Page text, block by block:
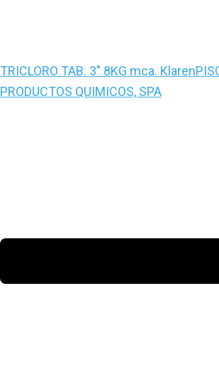
TRICLORO TAB. 3″ 8KG mca. Klaren
PRODUCTOS QUIMICOS, SPA